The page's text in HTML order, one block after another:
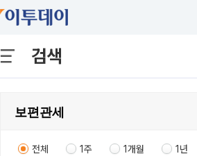
검색
전체 1주 1개월 1년